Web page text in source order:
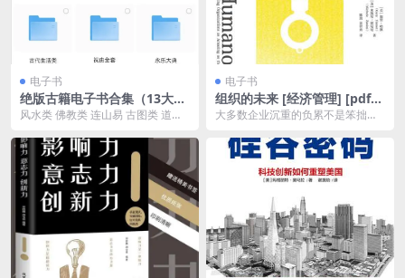
电子书
绝版古籍电子书合集（13大
类）夸克网盘资源下载
风水类 佛教类 连山易 古图类 道教
乐大典 ...
电子书
组织的未来 [ 经济管理] [pdf
+全格式]
大多数企业沉重的负累不是笨拙的
而是僵硬的管理模式。...